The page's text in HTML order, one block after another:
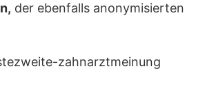
der ebenfalls anonymisierten